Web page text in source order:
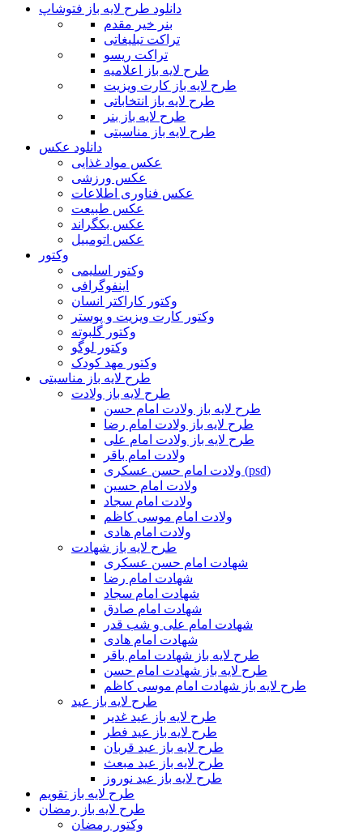
دانلود طرح لایه باز فتوشاپ
بنر خیر مقدم
تراکت تبلیغاتی
تراکت ریسو
طرح لایه باز اعلامیه
طرح لایه باز کارت ویزیت
طرح لایه باز انتخاباتی
طرح لایه باز بنر
طرح لایه باز مناسبتی
دانلود عکس
عکس مواد غذایی
عکس ورزشی
عکس فناوری اطلاعات
عکس طبیعت
عکس بکگراند
عکس اتومبیل
وکتور
وکتور اسلیمی
اینفوگرافی
وکتور کاراکتر انسان
وکتور کارت ویزیت و پوستر
وکتور گلبوته
وکتور لوگو
وکتور مهد کودک
طرح لایه باز مناسبتی
طرح لایه باز ولادت
طرح لایه باز ولادت امام حسن
طرح لایه باز ولادت امام رضا
طرح لایه باز ولادت امام علی
ولادت امام باقر
ولادت امام حسن عسکری (psd)
ولادت امام حسین
ولادت امام سجاد
ولادت امام موسی کاظم
ولادت امام هادی
طرح لایه باز شهادت
شهادت امام حسن عسکری
شهادت امام رضا
شهادت امام سجاد
شهادت امام صادق
شهادت امام علی و شب قدر
شهادت امام هادی
طرح لایه باز شهادت امام باقر
طرح لایه باز شهادت امام حسن
طرح لایه باز شهادت امام موسی کاظم
طرح لایه باز عید
طرح لایه باز عید غدیر
طرح لایه باز عید فطر
طرح لایه باز عید قربان
طرح لایه باز عید مبعث
طرح لایه باز عید نوروز
طرح لایه باز تقویم
طرح لایه باز رمضان
وکتور رمضان